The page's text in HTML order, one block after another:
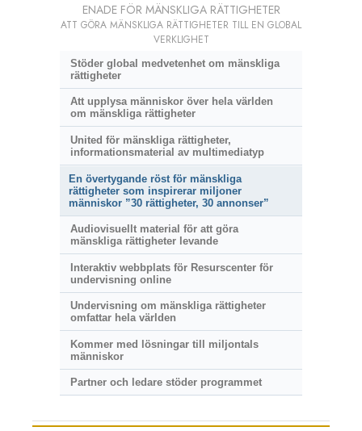
ENADE FÖR MÄNSKLIGA RÄTTIGHETER
ATT GÖRA MÄNSKLIGA RÄTTIGHETER TILL EN GLOBAL
VERKLIGHET
Stöder global medvetenhet om mänskliga
rättigheter
Att upplysa människor över hela världen
om mänskliga rättigheter
United för mänskliga rättigheter,
informationsmaterial av multimediatyp
En övertygande röst för mänskliga
rättigheter som inspirerar miljoner
människor ”30 rättigheter, 30 annonser”
Audiovisuellt material för att göra
mänskliga rättigheter levande
Interaktiv webbplats för Resurscenter för
undervisning online
Undervisning om mänskliga rättigheter
omfattar hela världen
Kommer med lösningar till miljontals
människor
Partner och ledare stöder programmet